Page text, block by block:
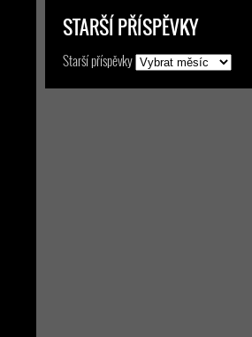
STARŠÍ PŘÍSPĚVKY
Starší příspěvky